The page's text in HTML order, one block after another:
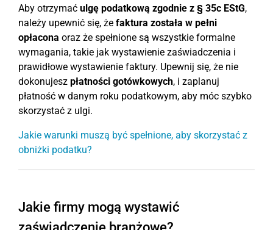
Aby otrzymać ulgę podatkową zgodnie z § 35c EStG,
należy upewnić się, że faktura została w pełni
opłacona oraz że spełnione są wszystkie formalne
wymagania, takie jak wystawienie zaświadczenia i
prawidłowe wystawienie faktury. Upewnij się, że nie
dokonujesz płatności gotówkowych, i zaplanuj
płatność w danym roku podatkowym, aby móc szybko
skorzystać z ulgi.
Jakie warunki muszą być spełnione, aby skorzystać z
obniżki podatku?
Jakie firmy mogą wystawić